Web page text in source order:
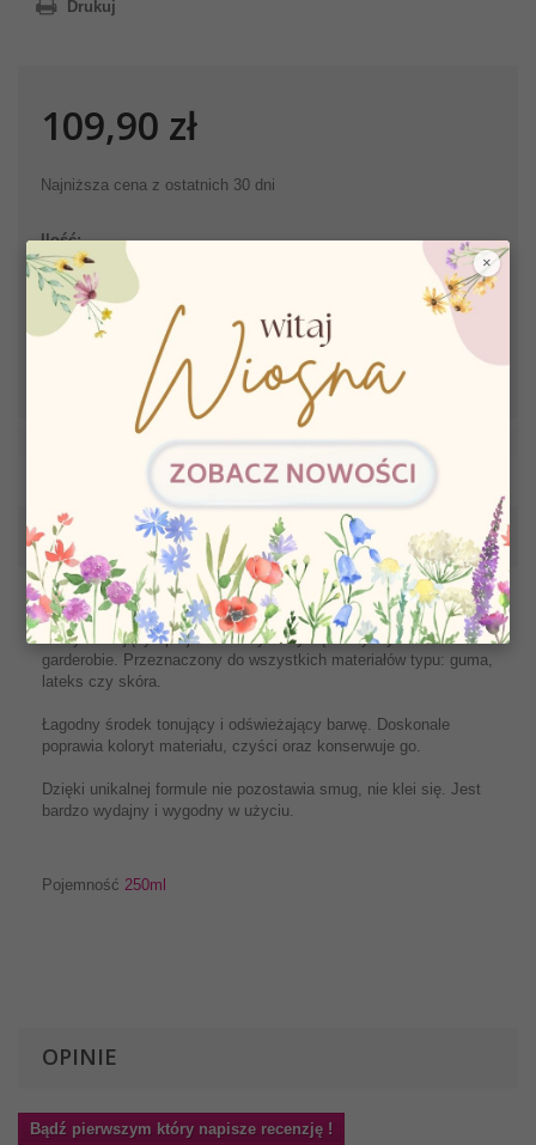
Drukuj
109,90 zł
Najniższa cena z ostatnich 30 dni
Ilość:
Dodaj do koszyka
WIĘCEJ INFORMACJI
Nabłyszczający sprej stworzony z myślą o fetyszystach i ich
garderobie. Przeznaczony do wszystkich materiałów typu: guma,
lateks czy skóra.
Łagodny środek tonujący i odświeżający barwę. Doskonale
poprawia koloryt materiału, czyści oraz konserwuje go.
Dzięki unikalnej formule nie pozostawia smug, nie klei się. Jest
bardzo wydajny i wygodny w użyciu.
Pojemność 250ml
OPINIE
Bądź pierwszym który napisze recenzję !
×